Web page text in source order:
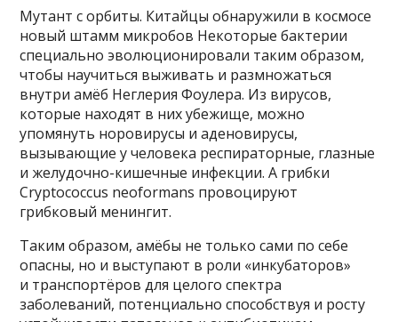
Мутант с орбиты. Китайцы обнаружили в космосе
новый штамм микробов Некоторые бактерии
специально эволюционировали таким образом,
чтобы научиться выживать и размножаться
внутри амёб Неглерия Фоулера. Из вирусов,
которые находят в них убежище, можно
упомянуть норовирусы и аденовирусы,
вызывающие у человека респираторные, глазные
и желудочно-кишечные инфекции. А грибки
Cryptococcus neoformans провоцируют
грибковый менингит.
Таким образом, амёбы не только сами по себе
опасны, но и выступают в роли «инкубаторов»
и транспортёров для целого спектра
заболеваний, потенциально способствуя и росту